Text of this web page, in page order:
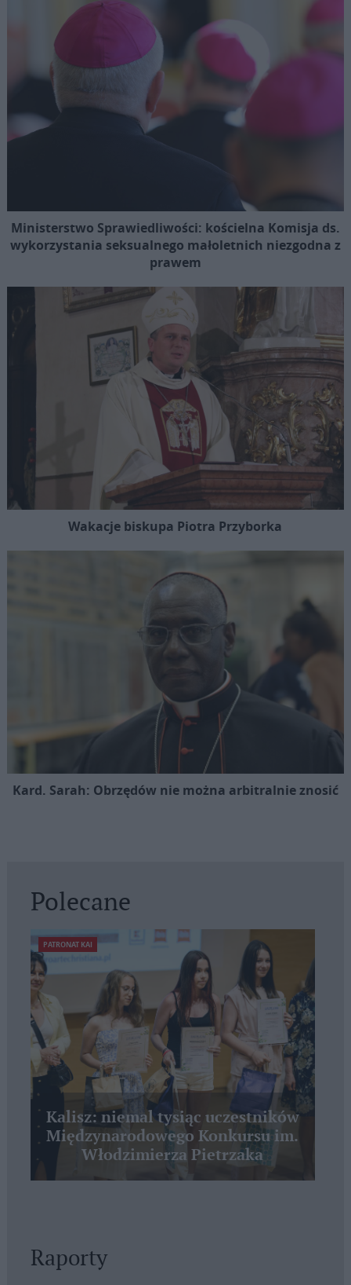
Ministerstwo Sprawiedliwości: kościelna Komisja ds.
wykorzystania seksualnego małoletnich niezgodna z
prawem
Wakacje biskupa Piotra Przyborka
Kard. Sarah: Obrzędów nie można arbitralnie znosić
Polecane
PATRONAT KAI
Kalisz: niemal tysiąc uczestników
Międzynarodowego Konkursu im.
Włodzimierza Pietrzaka
Raporty